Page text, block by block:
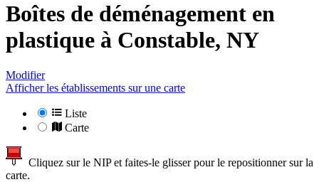
Boîtes de déménagement en
plastique à Constable, NY
Modifier
Afficher les établissements sur une carte
Liste
Carte
Cliquez sur le NIP et faites-le glisser pour le repositionner sur la
carte.